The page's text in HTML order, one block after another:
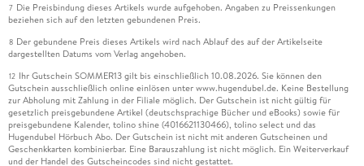
7 Die Preisbindung dieses Artikels wurde aufgehoben. Angaben zu Preissenkungen
beziehen sich auf den letzten gebundenen Preis.
8 Der gebundene Preis dieses Artikels wird nach Ablauf des auf der Artikelseite
dargestellten Datums vom Verlag angehoben.
12 Ihr Gutschein SOMMER13 gilt bis einschließlich 10.08.2026. Sie können den
Gutschein ausschließlich online einlösen unter www.hugendubel.de. Keine Bestellung
zur Abholung mit Zahlung in der Filiale möglich. Der Gutschein ist nicht gültig für
gesetzlich preisgebundene Artikel (deutschsprachige Bücher und eBooks) sowie für
preisgebundene Kalender, tolino shine (4016621130466), tolino select und das
Hugendubel Hörbuch Abo. Der Gutschein ist nicht mit anderen Gutscheinen und
Geschenkkarten kombinierbar. Eine Barauszahlung ist nicht möglich. Ein Weiterverkauf
und der Handel des Gutscheincodes sind nicht gestattet.